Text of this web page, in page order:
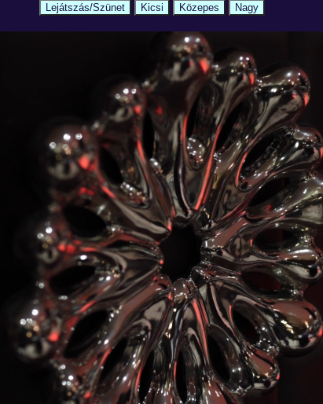
Lejátszás/Szünet Kicsi Közepes Nagy